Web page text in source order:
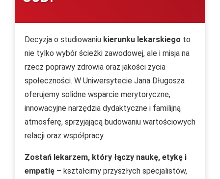
Decyzja o studiowaniu kierunku lekarskiego to
nie tylko wybór ścieżki zawodowej, ale i misja na
rzecz poprawy zdrowia oraz jakości życia
społeczności. W Uniwersytecie Jana Długosza
oferujemy solidne wsparcie merytoryczne,
innowacyjne narzędzia dydaktyczne i familijną
atmosferę, sprzyjającą budowaniu wartościowych
relacji oraz współpracy.
Zostań lekarzem, który łączy naukę, etykę i
empatię – kształcimy przyszłych specjalistów,